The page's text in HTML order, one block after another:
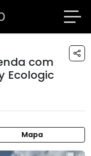
com
Ecologic
Mapa